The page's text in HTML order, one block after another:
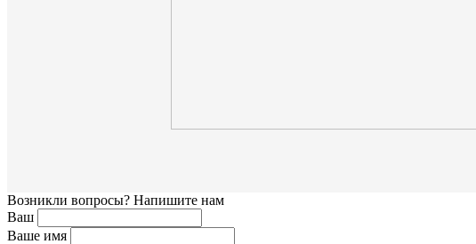
Возникли вопросы? Напишите нам
Ваш
Ваше имя